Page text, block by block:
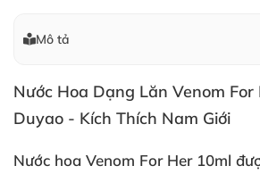
Mô tả
Nước Hoa Dạng Lăn Venom For
Duyao - Kích Thích Nam Giới
Nước hoa Venom For Her 10ml